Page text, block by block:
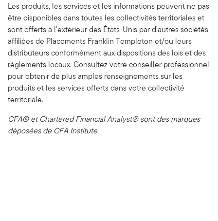
Les produits, les services et les informations peuvent ne pas
être disponibles dans toutes les collectivités territoriales et
sont offerts à l’extérieur des États-Unis par d’autres sociétés
affiliées de Placements Franklin Templeton et/ou leurs
distributeurs conformément aux dispositions des lois et des
règlements locaux. Consultez votre conseiller professionnel
pour obtenir de plus amples renseignements sur les
produits et les services offerts dans votre collectivité
territoriale.
CFA® et Chartered Financial Analyst® sont des marques
déposées de CFA Institute.